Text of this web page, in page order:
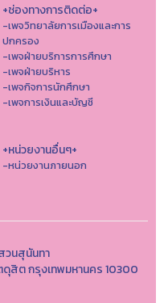
+ช่องทางการติดต่อ+
-เพจวิทยาลัยการเมืองและการ
ปกครอง
-เพจฝ่ายบริการการศึกษา
-เพจฝ่ายบริหาร
-เพจกิจการนักศึกษา
-เพจการเงินและบัญชี
+หน่วยงานอื่นๆ+
-หน่วยงานภายนอก
วนสุนันทา
ดุสิต กรุงเทพมหานคร 10300